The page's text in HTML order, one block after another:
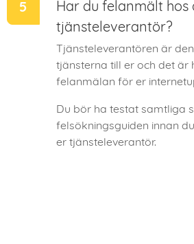
Har du felanmält hos
tjänsteleverantör?
Tjänsteleverantören är
tjänsterna till er och det är
felanmälan för er
Du bör ha testat samtliga
felsökningsguiden innan
er tjänsteleverantör.